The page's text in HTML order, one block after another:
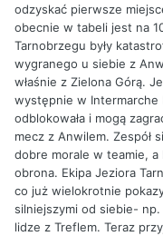
odzyskać pierwsze
obecnie w tabeli jest na
Tarnobrzegu były
wygranego u siebie z
właśnie z Zielona Górą.
występnie w Intermarche
odblokowała i mogą
mecz z Anwilem. Zespół
dobre morale w teamie,
obrona. Ekipa Jeziora
co już wielokrotnie
silniejszymi od siebie-
lidze z Treflem. Teraz